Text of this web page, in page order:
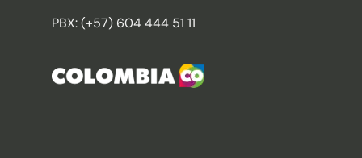
PBX: (+57) 604 444 51 11